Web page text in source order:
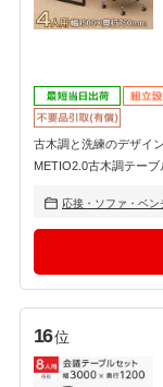
古木調と洗練のデザイ
METIO2.0古木調テーブ
応接・ソファ・ベン
16位